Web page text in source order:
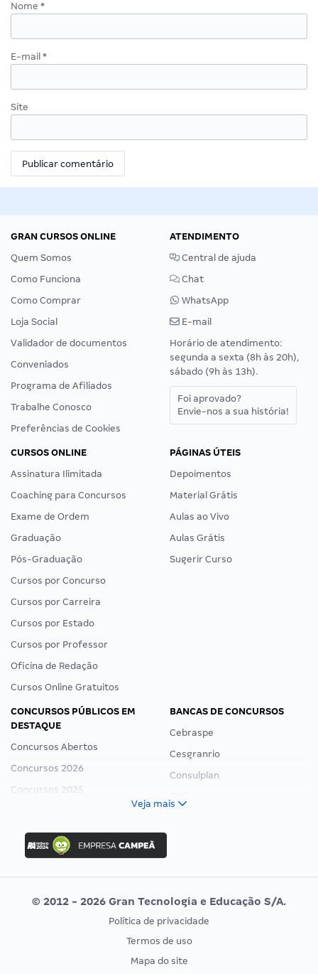
Nome *
E-mail *
Site
GRAN CURSOS ONLINE
Quem Somos
Como Funciona
Como Comprar
Loja Social
Validador de documentos
Conveniados
Programa de Afiliados
Trabalhe Conosco
Preferências de Cookies
ATENDIMENTO
Central de ajuda
Chat
WhatsApp
E-mail
Horário de atendimento:
segunda a sexta (8h às 20h),
sábado (9h às 13h).
Foi aprovado?
Envie-nos a sua história!
CURSOS ONLINE
Assinatura Ilimitada
Coaching para Concursos
Exame de Ordem
Graduação
Pós-Graduação
Cursos por Concurso
Cursos por Carreira
Cursos por Estado
Cursos por Professor
Oficina de Redação
Cursos Online Gratuitos
PÁGINAS ÚTEIS
Depoimentos
Material Grátis
Aulas ao Vivo
Aulas Grátis
Sugerir Curso
CONCURSOS PÚBLICOS EM
DESTAQUE
Concursos Abertos
Concursos 2026
Concursos 2025
Concurso Ibama
Concurso MPU
Editais publicados
BANCAS DE CONCURSOS
Cebraspe
Cesgranrio
Consulplan
Vunesp
CONCURSOS POR PROFISSÃO
EXAME DE ORDEM
Veja mais
© 2012 - 2026 Gran Tecnologia e Educação S/A.
Política de privacidade
Termos de uso
Mapa do site